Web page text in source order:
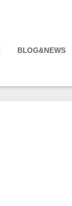
BLOG&NEWS